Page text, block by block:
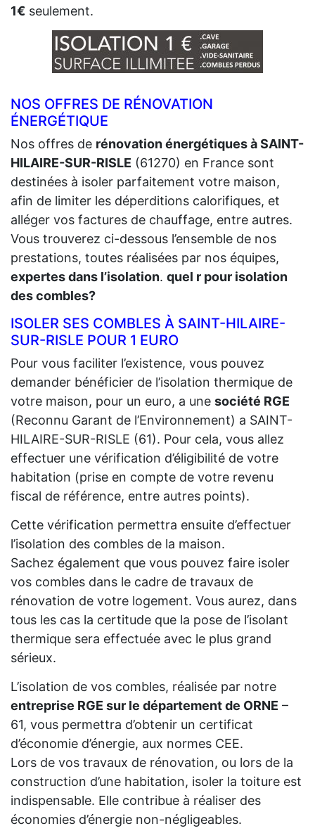
1€ seulement.
NOS OFFRES DE RÉNOVATION
ÉNERGÉTIQUE
Nos offres de rénovation énergétiques à SAINT-
HILAIRE-SUR-RISLE (61270) en France sont
destinées à isoler parfaitement votre maison,
afin de limiter les déperditions calorifiques, et
alléger vos factures de chauffage, entre autres.
Vous trouverez ci-dessous l’ensemble de nos
prestations, toutes réalisées par nos équipes,
expertes dans l’isolation. quel r pour isolation
des combles?
ISOLER SES COMBLES À SAINT-HILAIRE-
SUR-RISLE POUR 1 EURO
Pour vous faciliter l’existence, vous pouvez
demander bénéficier de l’isolation thermique de
votre maison, pour un euro, a une société RGE
(Reconnu Garant de l’Environnement) a SAINT-
HILAIRE-SUR-RISLE (61). Pour cela, vous allez
effectuer une vérification d’éligibilité de votre
habitation (prise en compte de votre revenu
fiscal de référence, entre autres points).
Cette vérification permettra ensuite d’effectuer
l’isolation des combles de la maison.
Sachez également que vous pouvez faire isoler
vos combles dans le cadre de travaux de
rénovation de votre logement. Vous aurez, dans
tous les cas la certitude que la pose de l’isolant
thermique sera effectuée avec le plus grand
sérieux.
L’isolation de vos combles, réalisée par notre
entreprise RGE sur le département de ORNE –
61, vous permettra d’obtenir un certificat
d’économie d’énergie, aux normes CEE.
Lors de vos travaux de rénovation, ou lors de la
construction d’une habitation, isoler la toiture est
indispensable. Elle contribue à réaliser des
économies d’énergie non-négligeables.